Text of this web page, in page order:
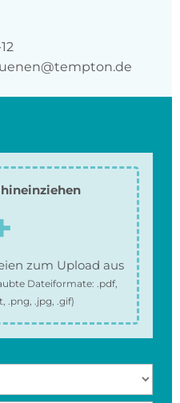
zum Upload aus
Dateiformate: .pdf,
.png, .jpg, .gif)